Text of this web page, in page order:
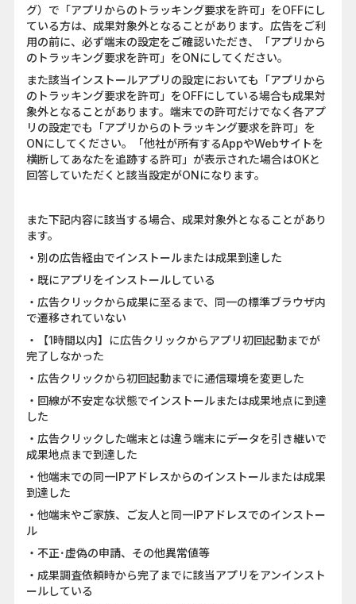
グ）で「アプリからのトラッキング要求を許可」をOFFにし
ている方は、成果対象外となることがあります。広告をご利
用の前に、必ず端末の設定をご確認いただき、「アプリから
のトラッキング要求を許可」をONにしてください。
また該当インストールアプリの設定においても「アプリから
のトラッキング要求を許可」をOFFにしている場合も成果対
象外となることがあります。端末での許可だけでなく各アプ
リの設定でも「アプリからのトラッキング要求を許可」を
ONにしてください。「他社が所有するAppやWebサイトを
横断してあなたを追跡する許可」が表示された場合はOKと
回答していただくと該当設定がONになります。
また下記内容に該当する場合、成果対象外となることがあり
ます。
・別の広告経由でインストールまたは成果到達した
・既にアプリをインストールしている
・広告クリックから成果に至るまで、同一の標準ブラウザ内
で遷移されていない
・【1時間以内】に広告クリックからアプリ初回起動までが
完了しなかった
・広告クリックから初回起動までに通信環境を変更した
・回線が不安定な状態でインストールまたは成果地点に到達
した
・広告クリックした端末とは違う端末にデータを引き継いで
成果地点まで到達した
・他端末での同一IPアドレスからのインストールまたは成果
到達した
・他端末やご家族、ご友人と同一IPアドレスでのインストー
ル
・不正･虚偽の申請、その他異常値等
・成果調査依頼時から完了までに該当アプリをアンインスト
ールしている